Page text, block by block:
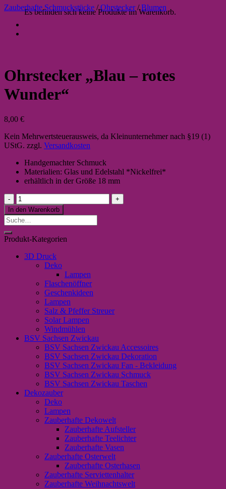
Es befinden sich keine Produkte im Warenkorb.
Zauberhafte Schmuckstücke / Ohrstecker / Blumen
Ohrstecker „Blau – rotes
Wunder“
8,00 €
Kein Mehrwertsteuerausweis, da Kleinunternehmer nach §19 (1)
UStG. zzgl. Versandkosten
Handgemachter Schmuck
Materialien: Glas und Edelstahl *Nickelfrei*
erhältlich in der Größe 18 mm
Ohrstecker
"Blau
-
rotes
Menge
In den Warenkorb
Suche
nach:
Produkt-Kategorien
3D Druck
Deko
Lampen
Flaschenöffner
Geschenkideen
Lampen
Salz & Pfeffer Streuer
Solar Lampen
Windmühlen
BSV Sachsen Zwickau
BSV Sachsen Zwickau Accessoires
BSV Sachsen Zwickau Dekoration
BSV Sachsen Zwickau Fan - Bekleidung
BSV Sachsen Zwickau Schmuck
BSV Sachsen Zwickau Taschen
Dekozauber
Deko
Lampen
Zauberhafte Dekowelt
Zauberhafte Aufsteller
Zauberhafte Teelichter
Zauberhafte Vasen
Zauberhafte Osterwelt
Zauberhafte Osterhasen
Zauberhafte Serviettenhalter
Zauberhafte Weihnachtswelt